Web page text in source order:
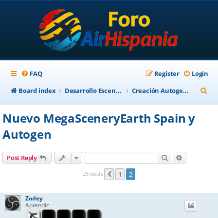
FAQ Login
Register
Board index
Desarrollo Escenarios Creación Autogen para FSX
e
Nuevo MegaSceneryEarth Spain y
Autogen
Post Reply Search
25 posts Previous
1 2
Zorley
Aprendiz